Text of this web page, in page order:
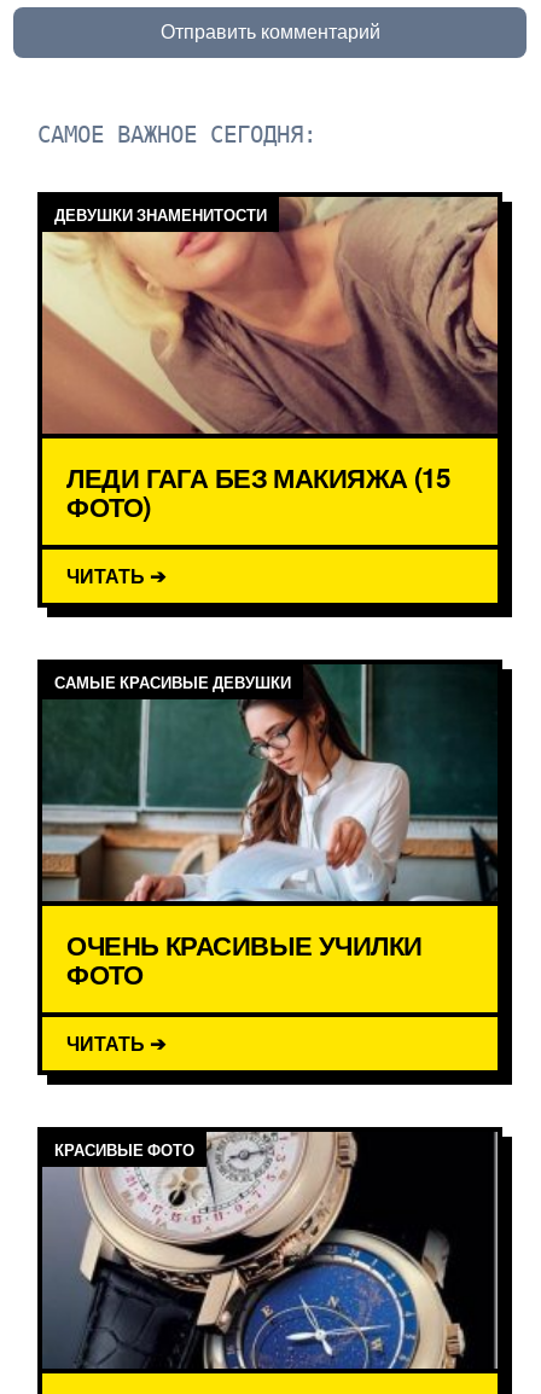
Отправить комментарий
САМОЕ ВАЖНОЕ СЕГОДНЯ:
ДЕВУШКИ ЗНАМЕНИТОСТИ
ЛЕДИ ГАГА БЕЗ МАКИЯЖА (15
ФОТО)
ЧИТАТЬ ➔
САМЫЕ КРАСИВЫЕ ДЕВУШКИ
ОЧЕНЬ КРАСИВЫЕ УЧИЛКИ
ФОТО
ЧИТАТЬ ➔
КРАСИВЫЕ ФОТО